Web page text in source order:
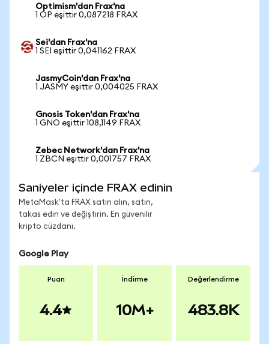
Optimism'dan Frax'na
1 OP eşittir 0,087218 FRAX
Sei'dan Frax'na
1 SEI eşittir 0,041162 FRAX
JasmyCoin'dan Frax'na
1 JASMY eşittir 0,004025 FRAX
Gnosis Token'dan Frax'na
1 GNO eşittir 108,1149 FRAX
Zebec Network'dan Frax'na
1 ZBCN eşittir 0,001757 FRAX
Saniyeler içinde FRAX edinin
MetaMask'ta FRAX satın alın, satın,
takas edin ve değiştirin. En güvenilir
kripto cüzdanı.
Google Play
Puan
4.4
İndirme
10M+
Değerlendirme
483.8K